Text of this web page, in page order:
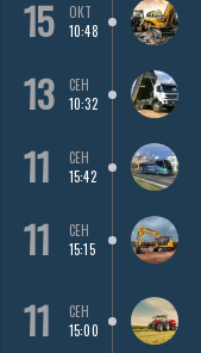
15
ОКТ
10:48
13
СЕН
10:32
11
СЕН
15:42
11
СЕН
15:15
11
СЕН
15:00